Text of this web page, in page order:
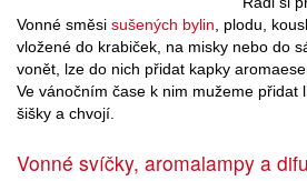
Vonné směsi sušených bylin , plodu,
vložené do krabiček, na misky nebo do
vonět, lze do nich přidat kapky
Ve vánočním čase k nim mužeme přidat
šišky a chvojí.
Vonné svíčky, aromalampy a